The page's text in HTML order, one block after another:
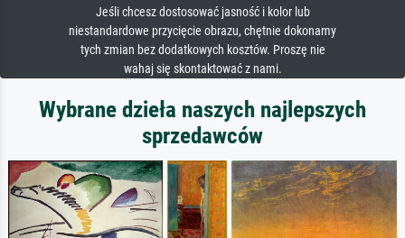
Jeśli chcesz dostosować jasność i kolor lub
niestandardowe przycięcie obrazu, chętnie dokonamy
tych zmian bez dodatkowych kosztów. Proszę nie
wahaj się skontaktować z nami.
Wybrane dzieła naszych najlepszych
sprzedawców